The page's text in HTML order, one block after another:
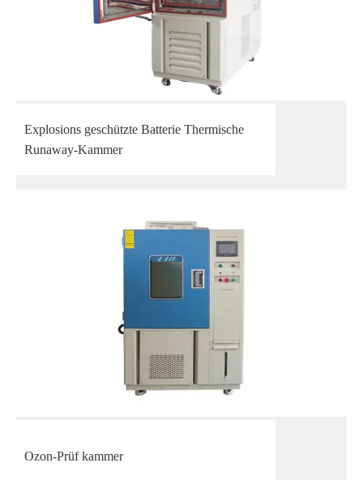
Explosions geschützte Batterie Thermische
Runaway-Kammer
Ozon-Prüf kammer